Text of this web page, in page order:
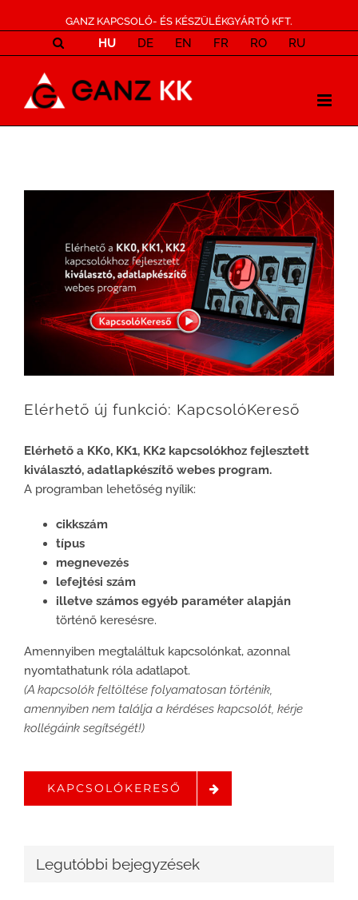
GANZ KAPCSOLÓ- ÉS KÉSZÜLÉKGYÁRTÓ KFT.
HU DE EN FR RO RU
Elérhető új funkció: KapcsolóKereső
Elérhető a KK0, KK1, KK2 kapcsolókhoz fejlesztett
kiválasztó, adatlapkészítő webes program.
A programban lehetőség nyílik:
cikkszám
típus
megnevezés
lefejtési szám
illetve számos egyéb paraméter alapján
történő keresésre.
Amennyiben megtaláltuk kapcsolónkat, azonnal
nyomtathatunk róla adatlapot.
(A kapcsolók feltöltése folyamatosan történik,
amennyiben nem találja a kérdéses kapcsolót, kérje
kollégáink segítségét!)
KAPCSOLÓKERESŐ
Legutóbbi bejegyzések